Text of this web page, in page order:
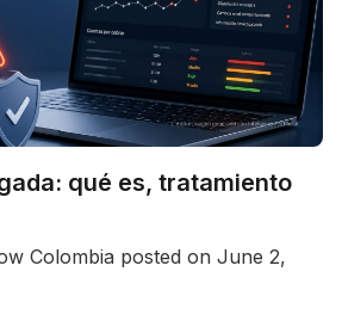
qué es, tratamiento
Colombia posted on June 2,